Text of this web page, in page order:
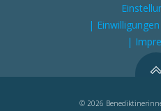
|
|
© 2026